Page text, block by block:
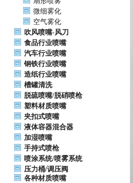
微细雾化
空气雾化
吹风喷嘴-风刀
食品行业喷嘴
汽车行业喷嘴
钢铁行业喷嘴
造纸行业喷嘴
槽罐清洗
脱硫喷嘴/脱硝喷枪
塑料材质喷嘴
夹扣式喷嘴
液体容器混合器
加湿喷嘴
手持式喷枪
喷涂系统/喷雾系统
压力桶/调压阀
各种材质喷嘴